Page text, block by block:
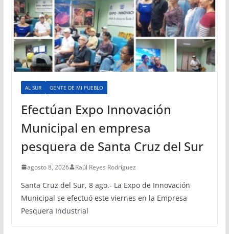
AL SUR GENTE DE MI PUEBLO
Efectúan Expo Innovación
Municipal en empresa
pesquera de Santa Cruz del Sur
agosto 8, 2026 Raúl Reyes Rodríguez
Santa Cruz del Sur, 8 ago.- La Expo de Innovación
Municipal se efectuó este viernes en la Empresa
Pesquera Industrial